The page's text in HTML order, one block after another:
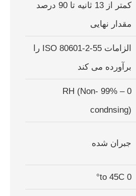
کمتر از 13 ثانیه تا 90 درصد
مقدار نهایی
الزامات ISO 80601-2-55 را
برآورده می کند
0 – 99% RH (Non-
condnsing)
جبران شده
0 to 45C°